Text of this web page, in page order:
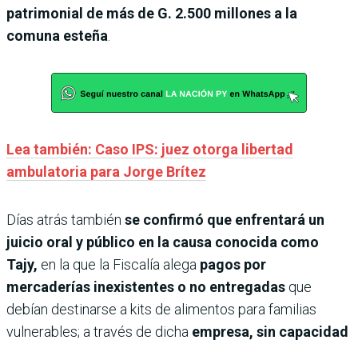
patrimonial de más de G. 2.500 millones a la
comuna esteña
Lea también: Caso IPS: juez otorga libertad
ambulatoria para Jorge Brítez
Días atrás también se confirmó que enfrentará un
juicio oral y público en la causa conocida como
Tajy, en la que la Fiscalía alega pagos por
mercaderías inexistentes o no entregadas que
debían destinarse a kits de alimentos para familias
vulnerables; a través de dicha empresa, sin capacidad